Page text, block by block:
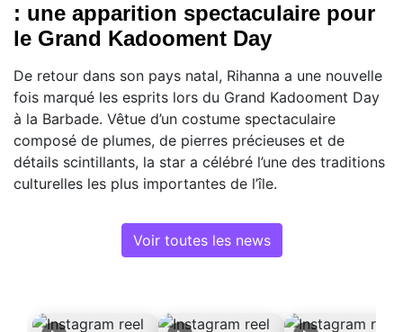
: une apparition spectaculaire pour
le Grand Kadooment Day
De retour dans son pays natal, Rihanna a une nouvelle
fois marqué les esprits lors du Grand Kadooment Day
à la Barbade. Vêtue d’un costume spectaculaire
composé de plumes, de pierres précieuses et de
détails scintillants, la star a célébré l’une des traditions
culturelles les plus importantes de l’île.
Voir toutes les news